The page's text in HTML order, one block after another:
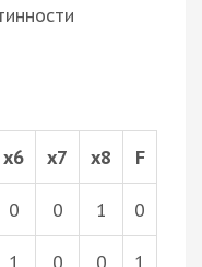
x6 x7 x8 F
0 0 1 0
1 0 0 1